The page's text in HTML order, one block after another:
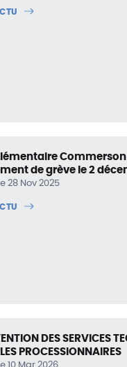
Commerson
de grève le 2
28 Nov 2025
DES SERVICES
PROCESSIONNAIRES